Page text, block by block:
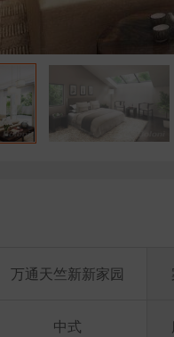
万通天竺新新家园
中式